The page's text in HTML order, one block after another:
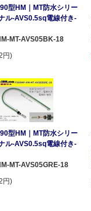
型HM｜MT防水シリー
ル-AVS0.5sq電線付き-
MT-AVS05BK-18
円)
型HM｜MT防水シリー
ル-AVS0.5sq電線付き-
MT-AVS05GRE-18
円)